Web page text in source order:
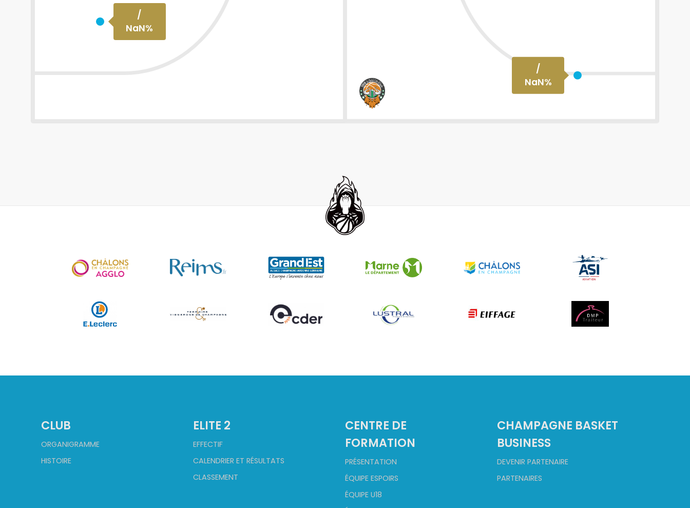
/
NaN%
/
NaN%
CLUB
ORGANIGRAMME
HISTOIRE
ELITE 2
EFFECTIF
CALENDRIER ET RÉSULTATS
CLASSEMENT
CENTRE DE
FORMATION
PRÉSENTATION
ÉQUIPE ESPOIRS
ÉQUIPE U18
CHAMPAGNE BASKET
BUSINESS
DEVENIR PARTENAIRE
PARTENAIRES